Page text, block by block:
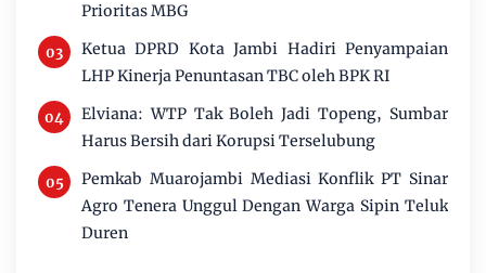
Prioritas MBG
Ketua DPRD Kota Jambi Hadiri Penyampaian
LHP Kinerja Penuntasan TBC oleh BPK RI
Elviana: WTP Tak Boleh Jadi Topeng, Sumbar
Harus Bersih dari Korupsi Terselubung
Pemkab Muarojambi Mediasi Konflik PT Sinar
Agro Tenera Unggul Dengan Warga Sipin Teluk
Duren